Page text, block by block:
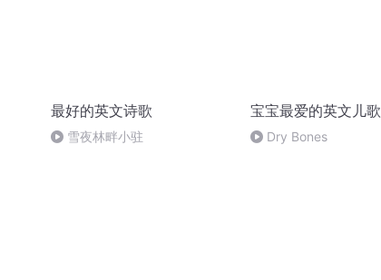
最好的英文诗歌
雪夜林畔小驻
宝宝最爱的英文儿歌
Dry Bones